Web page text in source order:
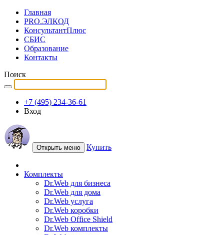
Главная
PRO.ЭЛКОД
КонсультантПлюс
СБИС
Образование
Контакты
Поиск
+7 (495) 234-36-61
Вход
Открыть меню Купить
Комплекты
Dr.Web для бизнеса
Dr.Web для дома
Dr.Web услуга
Dr.Web коробки
Dr.Web Office Shield
Dr.Web комплекты